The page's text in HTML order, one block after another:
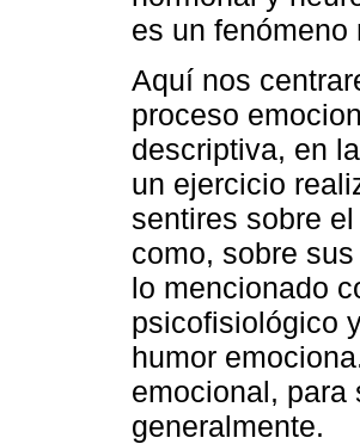
es un
Aquí nos
proceso
descriptiva, en
un ejercicio
sentires sobre
como, sobre
lo mencionado
psicofisiológico
humor
emocional, para
generalmente.